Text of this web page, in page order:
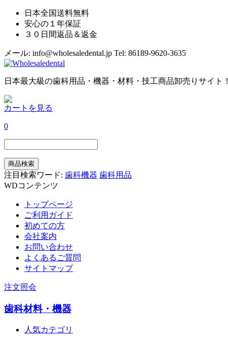
日本全国送料無料
安心の１年保証
３０日間返品＆返金
メール: info@wholesaledental.jp Tel: 86189-9620-3635
日本最大級の歯科用品・機器・材料・技工商品卸売りサイト！
カートを見る
0
注目検索ワード: 歯科機器 歯科用品
WDコンテンツ
トップページ
ご利用ガイド
初めての方
会社案内
お問い合わせ
よくあるご質問
サイトマップ
注文照会
歯科材料・機器
人気カテゴリ